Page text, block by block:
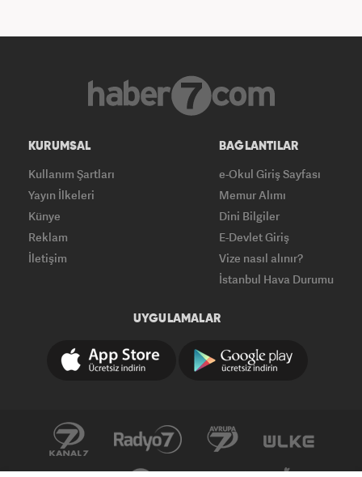
KURUMSAL
Kullanım Şartları
Yayın İlkeleri
Künye
Reklam
İletişim
BAĞLANTILAR
e-Okul Giriş Sayfası
Memur Alımı
Dini Bilgiler
E-Devlet Giriş
Vize nasıl alınır?
İstanbul Hava Durumu
UYGULAMALAR